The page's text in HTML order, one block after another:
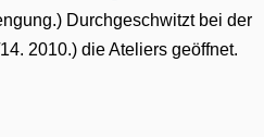
Durchgeschwitzt bei der
2010.) die Ateliers geöffnet.